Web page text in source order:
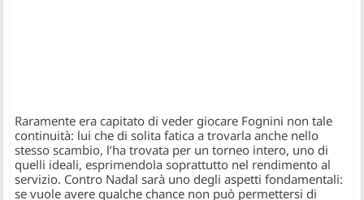
Raramente era capitato di veder giocare Fognini non tale
continuità: lui che di solita fatica a trovarla anche nello
stesso scambio, l’ha trovata per un torneo intero, uno di
quelli ideali, esprimendola soprattutto nel rendimento al
servizio. Contro Nadal sarà uno degli aspetti fondamentali:
se vuole avere qualche chance non può permettersi di